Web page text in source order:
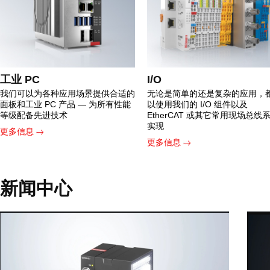
工业 PC
我们可以为各种应用场景提供合适的
面板和工业 PC 产品 — 为所有性能
等级配备先进技术
更多信息
I/O
无论是简单的还是复杂的应用，
以使用我们的 I/O 组件以及
EtherCAT 或其它常用现场总线
实现
更多信息
新闻中心